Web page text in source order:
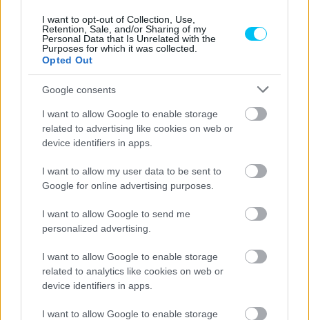
I want to opt-out of Collection, Use,
Retention, Sale, and/or Sharing of my
Personal Data that Is Unrelated with the
Purposes for which it was collected.
Opted Out
Google consents
I want to allow Google to enable storage
related to advertising like cookies on web or
device identifiers in apps.
I want to allow my user data to be sent to
Google for online advertising purposes.
I want to allow Google to send me
personalized advertising.
I want to allow Google to enable storage
related to analytics like cookies on web or
device identifiers in apps.
I want to allow Google to enable storage